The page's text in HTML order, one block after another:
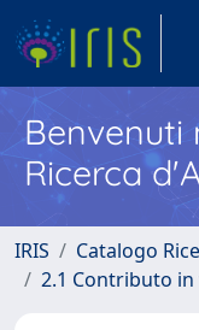
Benvenuti
Ricerca
IRIS Catalogo
2.1 Contributo